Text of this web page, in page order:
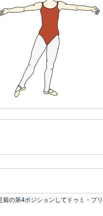
前の第4ポジション して ドゥミ・プ